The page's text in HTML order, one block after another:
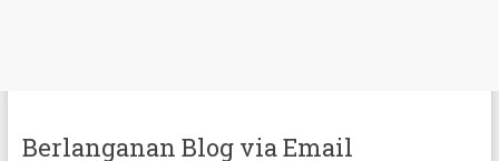
Berlanganan Blog via Email